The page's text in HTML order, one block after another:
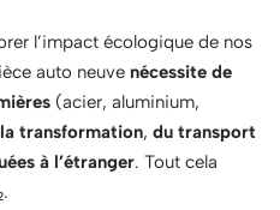
l’impact écologique de nos
auto neuve nécessite de
(acier, aluminium,
transformation, du transport
à l’étranger. Tout cela